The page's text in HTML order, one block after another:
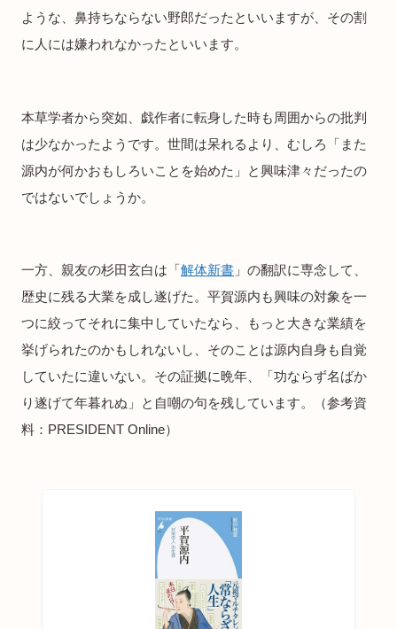
ような、鼻持ちならない野郎だったといいますが、その割
に人には嫌われなかったといいます。
本草学者から突如、戯作者に転身した時も周囲からの批判
は少なかったようです。世間は呆れるより、むしろ「また
源内が何かおもしろいことを始めた」と興味津々だったの
ではないでしょうか。
一方、親友の杉田玄白は「解体新書 」の翻訳に専念して、
歴史に残る大業を成し遂げた。平賀源内も興味の対象を一
つに絞ってそれに集中していたなら、もっと大きな業績を
挙げられたのかもしれないし、そのことは源内自身も自覚
していたに違いない。その証拠に晩年、「功ならず名ばか
り遂げて年暮れぬ」と自嘲の句を残しています。（参考資
料：PRESIDENT Online）